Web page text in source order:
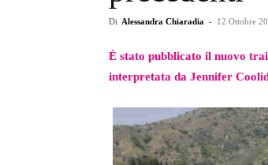
Di Alessandra Chiaradia - 12 Ottobre
È stato pubblicato il nuovo
interpretata da Jennifer